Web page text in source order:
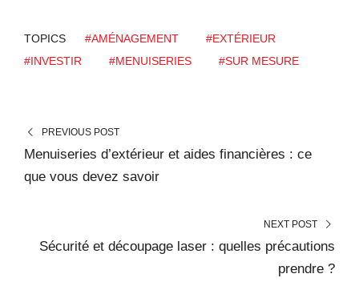
TOPICS #AMÉNAGEMENT
#EXTÉRIEUR
#INVESTIR
#MENUISERIES #SUR MESURE
PREVIOUS POST
Menuiseries d’extérieur et aides financières : ce
que vous devez savoir
NEXT POST
Sécurité et découpage laser : quelles précautions
prendre ?